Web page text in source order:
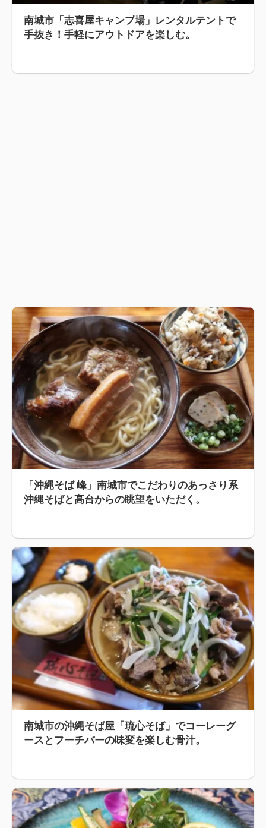
南城市「志喜屋キャンプ場」レンタルテントで
手抜き！手軽にアウトドアを楽しむ。
「沖縄そば 峰」南城市でこだわりのあっさり系
沖縄そばと高台からの眺望をいただく。
南城市の沖縄そば屋「琉心そば」でコーレーグ
ースとフーチバーの味変を楽しむ骨汁。